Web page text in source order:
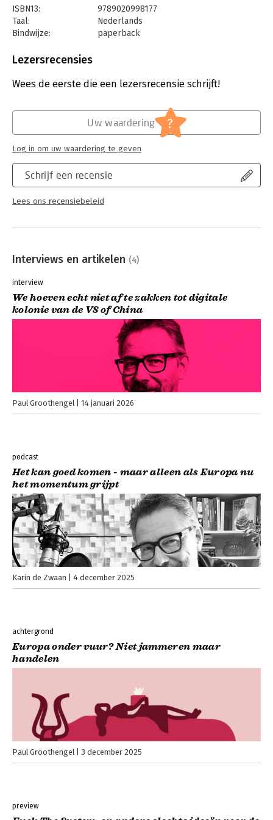
ISBN13:
9789020998177
Taal:
Nederlands
Bindwijze:
paperback
Uitgever:
Verschijningsdatum:
25-11-2025
Mens en maatschappij
Lezersrecensies
Wees de eerste die een lezersrecensie schrijft!
Schrijf een recensie
Lees ons recensiebeleid
Uw waardering ?
Log in om uw waardering te geven
Interviews en artikelen (4)
interview
We hoeven echt niet af te zakken tot digitale
kolonie van de VS of China
Paul Groothengel 14 januari 2026
podcast
Het kan goed komen - maar alleen als Europa nu
het momentum grijpt
Karin de Zwaan 4 december 2025
achtergrond
Europa onder vuur? Niet jammeren maar
handelen
Paul Groothengel 3 december 2025
preview